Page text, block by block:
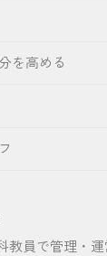
を高める
教員で管理・